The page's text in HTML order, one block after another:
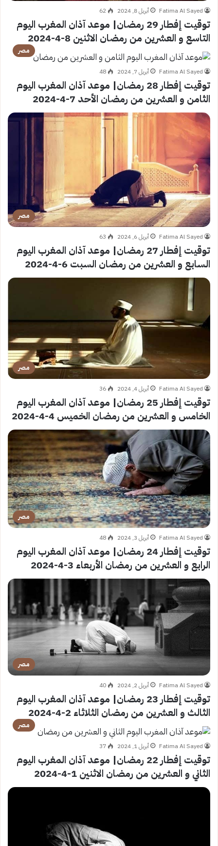
Fatima Al Sayed أبريل 8, 2024 62
توقيت إفطار 29 رمضان| موعد آذان المغرب اليوم
التاسع و العشرين من رمضان الاثنين 8-4-2024
مصر
Fatima Al Sayed أبريل 7, 2024 48
توقيت إفطار 28 رمضان| موعد آذان المغرب اليوم
الثامن و العشرين من رمضان الأحد 7-4-2024
مصر
Fatima Al Sayed أبريل 6, 2024 63
توقيت إفطار 27 رمضان| موعد آذان المغرب اليوم
السابع و العشرين من رمضان السبت 6-4-2024
مصر
Fatima Al Sayed أبريل 4, 2024 36
توقيت إفطار 25 رمضان| موعد آذان المغرب اليوم
الخامس و العشرين من رمضان الخميس 4-4-2024
مصر
Fatima Al Sayed أبريل 3, 2024 48
توقيت إفطار 24 رمضان| موعد آذان المغرب اليوم
الرابع و العشرين من رمضان الأربعاء 3-4-2024
مصر
Fatima Al Sayed أبريل 2, 2024 40
توقيت إفطار 23 رمضان| موعد آذان المغرب اليوم
الثالث و العشرين من رمضان الثلاثاء 2-4-2024
مصر
Fatima Al Sayed أبريل 1, 2024 37
توقيت إفطار 22 رمضان| موعد آذان المغرب اليوم
الثاني و العشرين من رمضان الاثنين 1-4-2024